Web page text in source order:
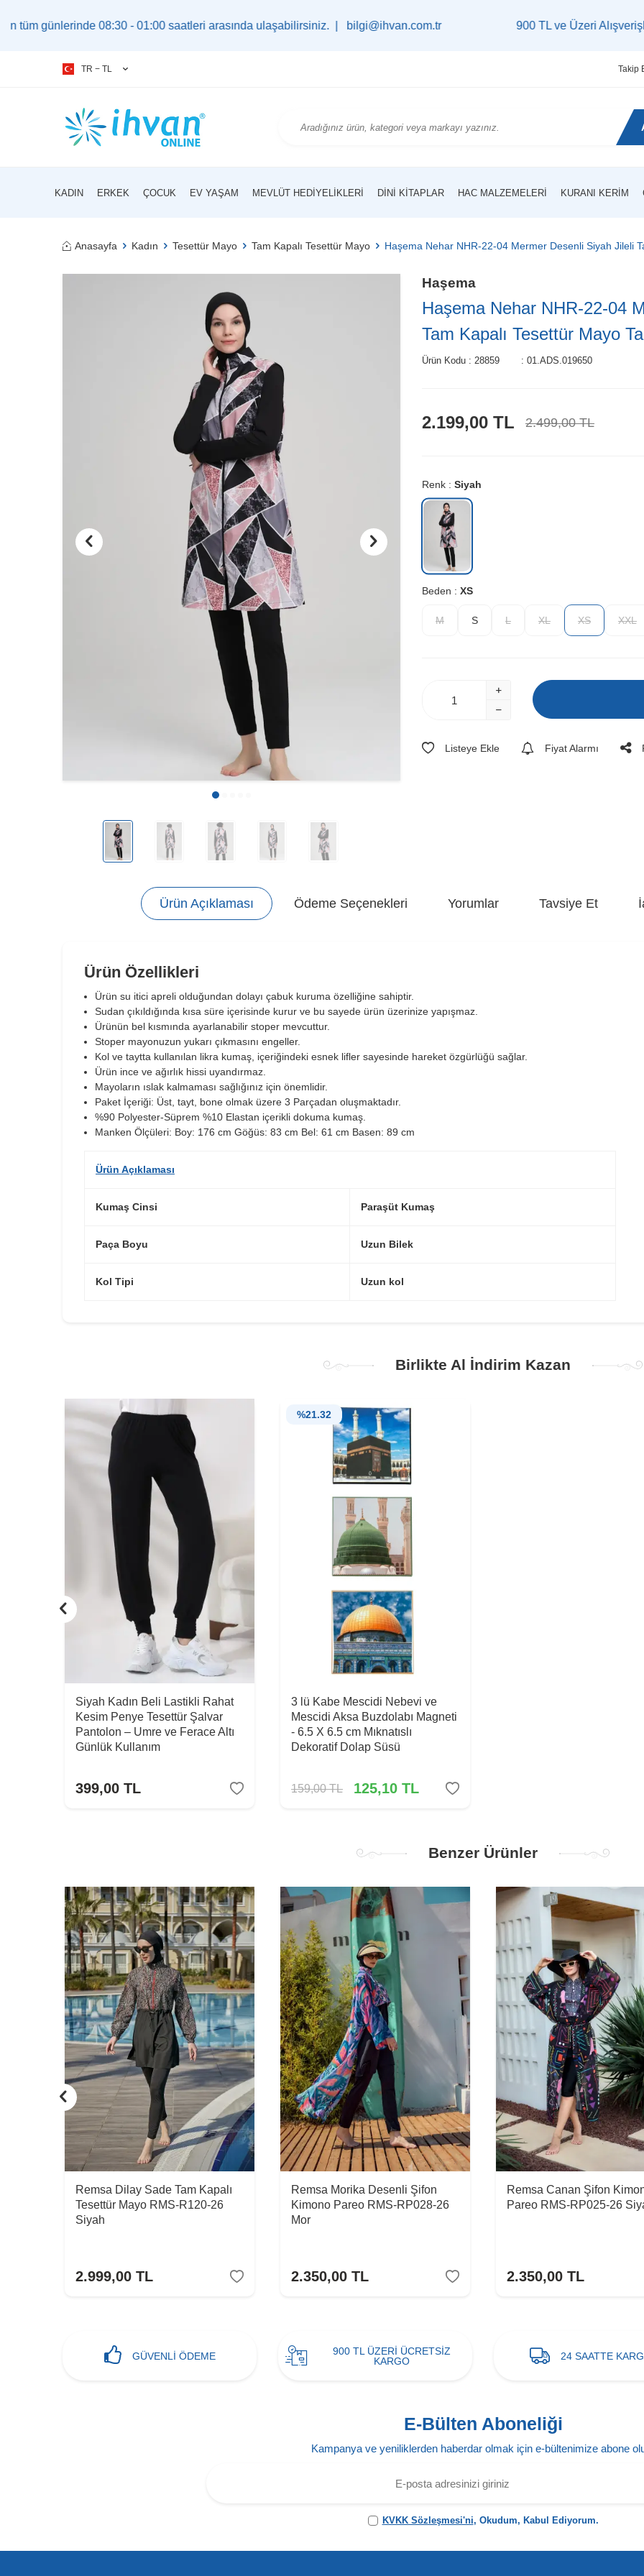
08:30 - 01:00 saatleri arasında ulaşabilirsiniz. |bilgi@ihvan.com.tr 900 TL ve Üzeri Alışverişlerinizde
TR − TL Takip
KADIN ERKEK ÇOCUK EV YAŞAM MEVLÜT HEDIYELIKLERI DINI KITAPLAR HAC MALZEMELERI KURANI KERIM
Anasayfa Kadın Tesettür Mayo Tam Kapalı Tesettür Mayo Haşema Nehar NHR-22-04 Mermer Desenli Siyah Jileli
Haşema
Haşema Nehar NHR-22-04
Tam Kapalı Tesettür Mayo
Ürün Kodu : 28859 : 01.ADS.019650
2.199,00 TL 2.499,00TL
Renk : Siyah
Beden : XS
M S L XL XS XXL
Listeye Ekle Fiyat Alarmı
Ürün Açıklaması Ödeme Seçenekleri Yorumlar Tavsiye Et
Ürün Özellikleri
Ürün su itici apreli olduğundan dolayı çabuk kuruma özelliğine sahiptir.
Sudan çıkıldığında kısa süre içerisinde kurur ve bu sayede ürün üzerinize yapışmaz.
Ürünün bel kısmında ayarlanabilir stoper mevcuttur.
Stoper mayonuzun yukarı çıkmasını engeller.
Kol ve taytta kullanılan likra kumaş, içeriğindeki esnek lifler sayesinde hareket özgürlüğü sağlar.
Ürün ince ve ağırlık hissi uyandırmaz.
Mayoların ıslak kalmaması sağlığınız için önemlidir.
Paket İçeriği: Üst, tayt, bone olmak üzere 3 Parçadan oluşmaktadır.
%90 Polyester-Süprem %10 Elastan içerikli dokuma kumaş.
Manken Ölçüleri: Boy: 176 cm Göğüs: 83 cm Bel: 61 cm Basen: 89 cm
Ürün Açıklaması
Kumaş Cinsi Paraşüt Kumaş
Paça Boyu Uzun Bilek
Kol Tipi Uzun kol
Birlikte Al İndirim Kazan
Siyah Kadın Beli Lastikli Rahat
Kesim Penye Tesettür Şalvar
Pantolon – Umre ve Ferace Altı
Günlük Kullanım
399,00 TL
%21.32
3 lü Kabe Mescidi Nebevi ve
Mescidi Aksa Buzdolabı Magneti
- 6.5 X 6.5 cm Mıknatıslı
Dekoratif Dolap Süsü
159,00TL 125,10 TL
Benzer Ürünler
Remsa Dilay Sade Tam Kapalı
Tesettür Mayo RMS-R120-26
Siyah
2.999,00 TL
Remsa Morika Desenli Şifon
Kimono Pareo RMS-RP028-26
Mor
2.350,00 TL
Remsa Canan Şifon
Pareo RMS-RP025-26
2.350,00 TL
GÜVENLİ ÖDEME
900 TL ÜZERİ ÜCRETSİZ
KARGO
24 SAATTE
E-Bülten Aboneliği
Kampanya ve yeniliklerden haberdar olmak için e-bültenimize abone
KVKK Sözleşmesi'ni, Okudum, Kabul Ediyorum.